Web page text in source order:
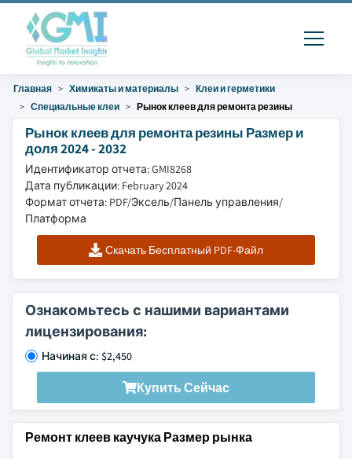
Главная Химикаты и материалы
Клеи и герметики
Специальные клеи
Рынок клеев для ремонта резины
Рынок клеев для ремонта резины Размер и
доля 2024 - 2032
Идентификатор отчета: GMI8268
Дата публикации: February 2024
Формат отчета: PDF/Эксель/Панель управления/
Платформа
Скачать Бесплатный PDF-Файл
Ознакомьтесь с нашими вариантами
лицензирования:
Начиная с: $2,450
Купить Сейчас
Ремонт клеев каучука Размер рынка